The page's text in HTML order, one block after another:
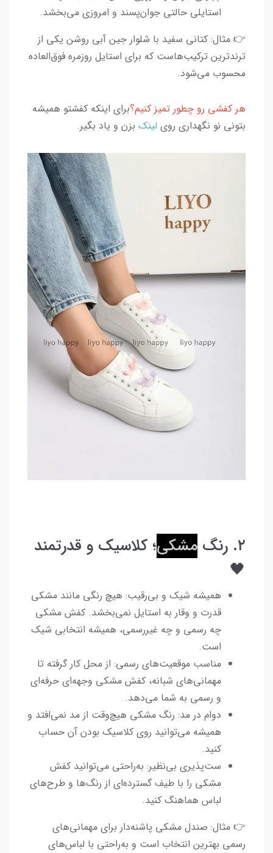
استایلی حالتی جوان‌پسند و امروزی می‌بخشد.
👉 مثال: کتانی سفید با شلوار جین آبی روشن یکی از
ترندترین ترکیب‌هاست که برای استایل روزمره فوق‌العاده
محسوب می‌شود.
هر کفشی رو چطور تمیز کنیم؟برای اینکه کفشتو همیشه
بتونی نو نگهداری روی لینک بزن و یاد بگیر.
۲. رنگ مشکی؛ کلاسیک و قدرتمند
🖤
همیشه شیک و بی‌رقیب: هیچ رنگی مانند مشکی
قدرت و وقار به استایل نمی‌بخشد. کفش مشکی
چه رسمی و چه غیررسمی، همیشه انتخابی شیک
است.
مناسب موقعیت‌های رسمی: از محل کار گرفته تا
مهمانی‌های شبانه، کفش مشکی وجهه‌ای حرفه‌ای
و رسمی به شما می‌دهد.
دوام در مد: رنگ مشکی هیچ‌وقت از مد نمی‌افتد و
همیشه می‌توانید روی کلاسیک بودن آن حساب
کنید.
ست‌پذیری بی‌نظیر: به‌راحتی می‌توانید کفش
مشکی را با طیف گسترده‌ای از رنگ‌ها و طرح‌های
لباس هماهنگ کنید.
👉 مثال: صندل مشکی پاشنه‌دار برای مهمانی‌های
رسمی بهترین انتخاب است و به‌راحتی با لباس‌های